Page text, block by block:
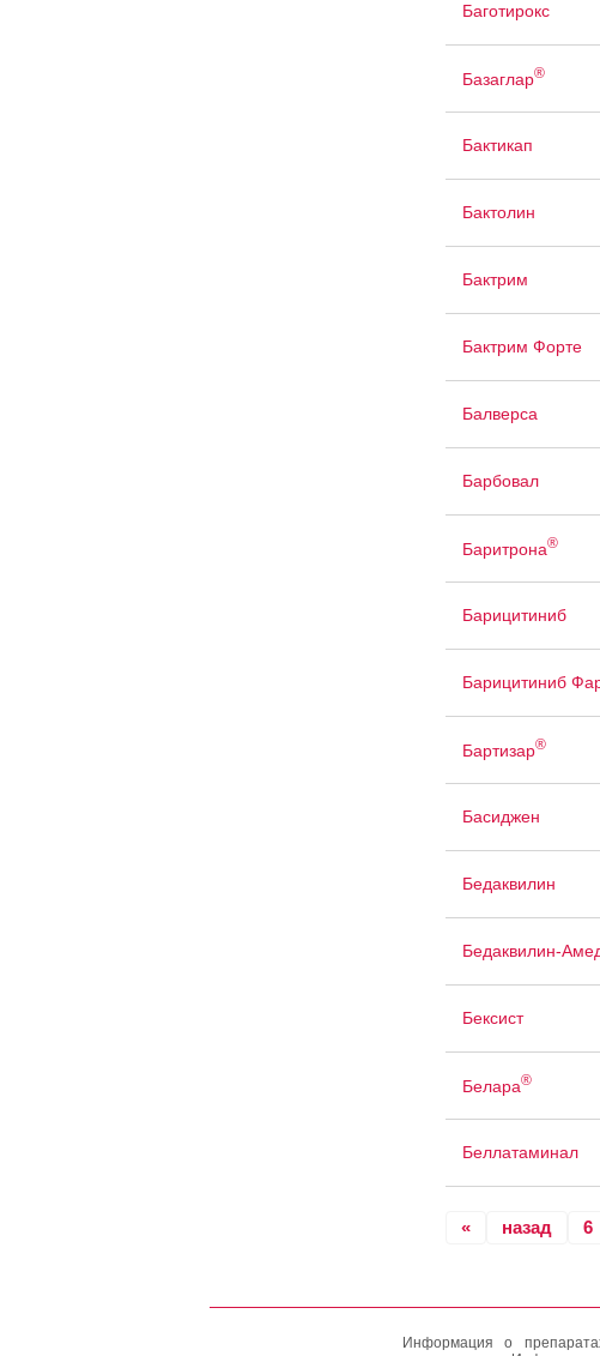
Баготирокс
Базаглар®
Бактикап
Бактолин
Бактрим
Бактрим Форте
Балверса
Барбовал
Баритрона®
Барицитиниб
Барицитиниб
Бартизар®
Басиджен
Бедаквилин
Бедаквилин-
Бексист
Белара®
Беллатаминал
« назад 6
Информация о